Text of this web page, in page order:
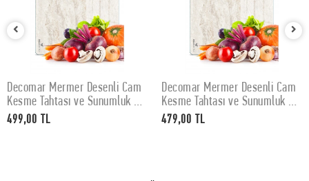
SEPETE EKLE
Decomar Mermer Desenli Cam
Kesme Tahtası ve Sunumluk 30
x 40 cm
499,00 TL
SEPETE EKLE
Decomar Mermer Desenli Cam
Kesme Tahtası ve Sunumluk 25
x 35 cm
479,00 TL